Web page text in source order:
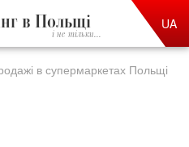
в Польщі
і не тільки...
UA
в супермаркетах Польщі